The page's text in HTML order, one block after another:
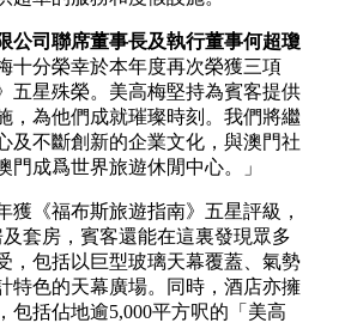
公司聯席董事長及執行董事何超瓊
十分榮幸於本年度再次榮獲三項
五星殊榮。美高梅堅持為賓客提供
，為他們成就璀璨時刻。我們將繼
及不斷創新的企業文化，與澳門社
門成爲世界旅遊休閒中心。」
獲《福布斯旅遊指南》五星評級，
套房，賓客還能在這裏發現眾多
，包括以巨型玻璃天幕覆蓋、氣勢
特色的天幕廣場。同時，酒店亦擁
包括佔地逾5,000平方呎的「美高